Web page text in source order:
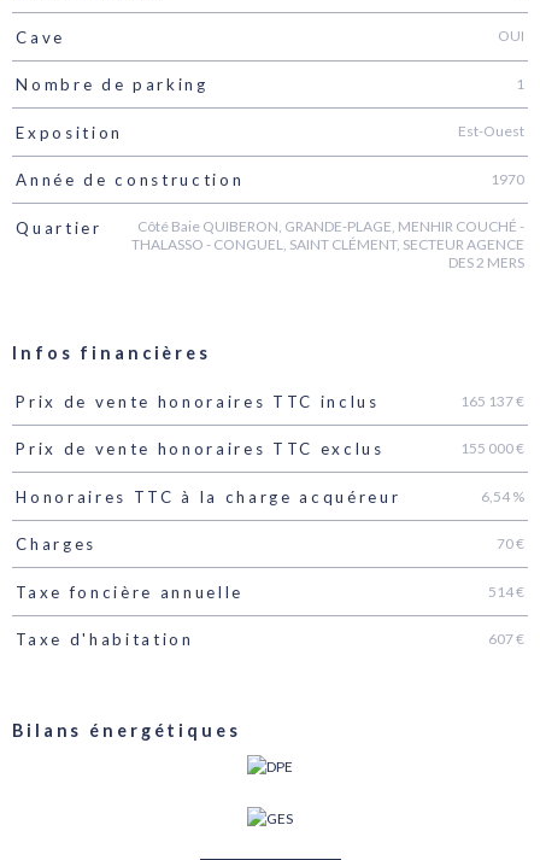
Cave OUI
Nombre de parking 1
Exposition Est-Ouest
Année de construction 1970
Quartier
Côté Baie QUIBERON, GRANDE-PLAGE, MENHIR COUCHÉ -
THALASSO - CONGUEL, SAINT CLÉMENT, SECTEUR AGENCE
DES 2 MERS
Infos financières
Caractéristiques Valeurs
Prix de vente honoraires TTC inclus 165 137 €
Prix de vente honoraires TTC exclus 155 000 €
Honoraires TTC à la charge acquéreur 6,54 %
Charges 70 €
Taxe foncière annuelle 514 €
Taxe d'habitation 607 €
Bilans énergétiques